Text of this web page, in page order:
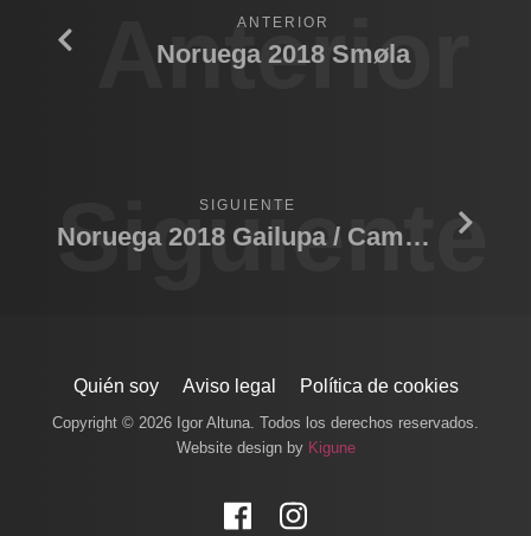
Anterior
ANTERIOR
Noruega 2018 Smøla
Siguiente
SIGUIENTE
Noruega 2018 Gailupa / Camachuelo
Quién soy Aviso legal Política de cookies
Copyright © 2026 Igor Altuna. Todos los derechos reservados.
Website design by Kigune
Facebook
Instagram